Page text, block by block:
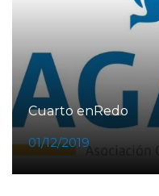
Cuarto enRedo
01/12/2019